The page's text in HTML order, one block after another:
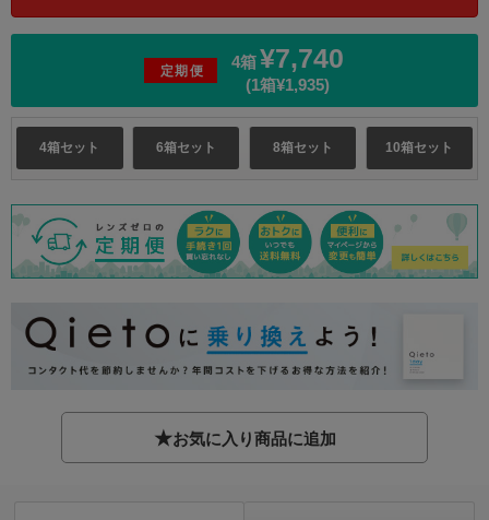
定期便 4箱 ¥7,740
(1箱¥1,935)
4箱セット 6箱セット 8箱セット 10箱セット
★お気に入り商品に追加